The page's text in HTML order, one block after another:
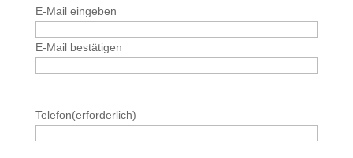
E-Mail eingeben
E-Mail bestätigen
Telefon(erforderlich)